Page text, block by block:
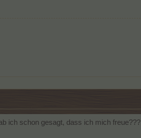
ich schon gesagt, dass ich mich freue???